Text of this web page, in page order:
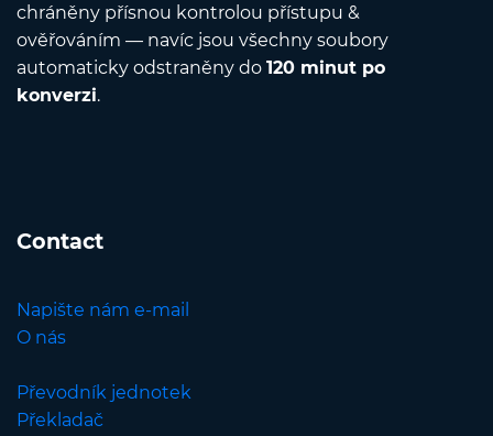
chráněny přísnou kontrolou přístupu &
ověřováním — navíc jsou všechny soubory
automaticky odstraněny do 120 minut po
konverzi.
Contact
Napište nám e-mail
O nás
Převodník jednotek
Překladač